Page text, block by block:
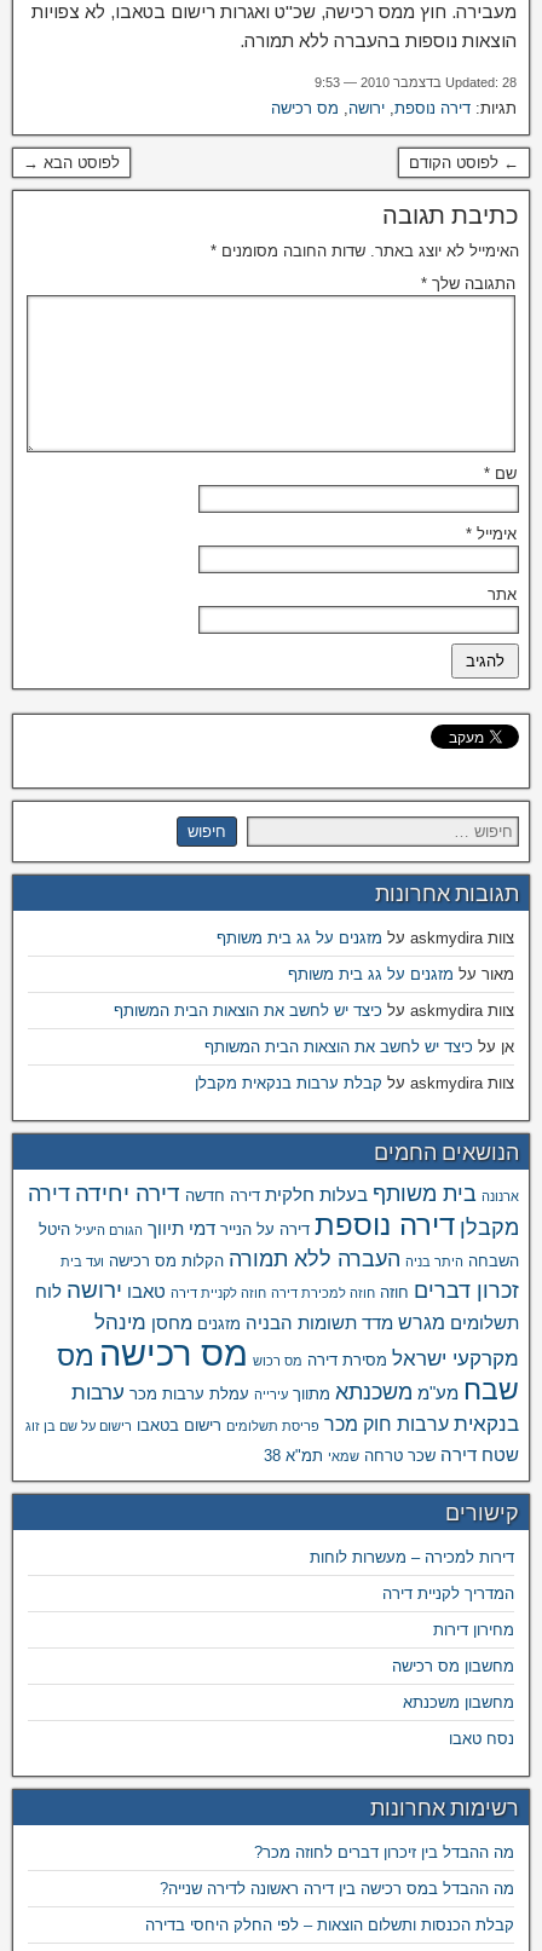
מעבירה. חוץ ממס רכישה, שכ"ט ואגרות רישום בטאבו, לא צפויות
הוצאות נוספות בהעברה ללא תמורה.
Updated: 28 בדצמבר 2010 — 9:53
תגיות: דירה נוספת, ירושה, מס רכישה
← לפוסט הקודם לפוסט הבא →
כתיבת תגובה
האימייל לא יוצג באתר. שדות החובה מסומנים *
התגובה שלך *
שם *
אימייל *
אתר
תגובות אחרונות
צוות askmydira על מזגנים על גג בית משותף
מאור על מזגנים על גג בית משותף
צוות askmydira
על כיצד יש לחשב את הוצאות הבית המשותף
אן על כיצד יש לחשב את הוצאות הבית המשותף
צוות askmydira
על קבלת ערבות בנקאית מקבלן
הנושאים החמים
ארנונה בית משותף בעלות חלקית דירה חדשה דירה יחידה דירה
מקבלן דירה נוספת דירה על הנייר דמי תיווך הגורם היעיל היטל
השבחה היתר בניה העברה ללא תמורה הקלות מס רכישה ועד בית
זכרון דברים חוזה חוזה למכירת דירה חוזה לקניית דירה טאבו ירושה לוח
תשלומים מגרש מדד תשומות הבניה מזגנים מחסן מינהל
מקרקעי ישראל מסירת דירה מס רכוש מס רכישה מס
שבח מע"מ משכנתא מתווך עירייה עמלת ערבות מכר ערבות
בנקאית ערבות חוק מכר פריסת תשלומים רישום בטאבו רישום על שם בן זוג
שטח דירה שכר טרחה שמאי תמ"א 38
קישורים
דירות למכירה – מעשרות לוחות
המדריך לקניית דירה
מחירון דירות
מחשבון מס רכישה
מחשבון משכנתא
נסח טאבו
רשימות אחרונות
מה ההבדל בין זיכרון דברים לחוזה מכר?
מה ההבדל במס רכישה בין דירה ראשונה לדירה שנייה?
קבלת הכנסות ותשלום הוצאות – לפי החלק היחסי בדירה